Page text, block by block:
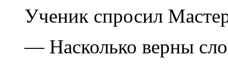
Ученик спросил
— Насколько верны